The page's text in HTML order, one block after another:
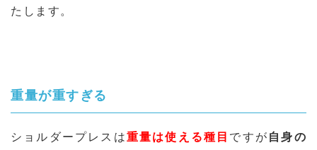
たします。
重量が重すぎる
ショルダープレスは重量は使える種目 ですが 自身の